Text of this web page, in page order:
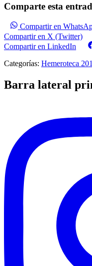
Comparte esta
Compartir en
Compartir en X (Twitter)
Compartir en LinkedIn
Categorías: Hemeroteca
Barra lateral